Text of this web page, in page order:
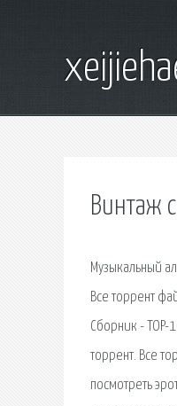
Винтаж
Музыкальный
Все торрент
Сборник - TOP-
торрент. Все
посмотреть